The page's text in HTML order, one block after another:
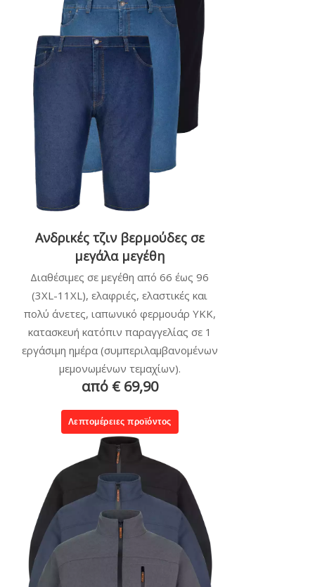
Ανδρικές τζιν βερμούδες σε
μεγάλα μεγέθη
Διαθέσιμες σε μεγέθη από 66 έως 96
(3XL-11XL), ελαφριές, ελαστικές και
πολύ άνετες, ιαπωνικό φερμουάρ YKK,
κατασκευή κατόπιν παραγγελίας σε 1
εργάσιμη ημέρα (συμπεριλαμβανομένων
μεμονωμένων τεμαχίων).
από € 69,90
Λεπτομέρειες προϊόντος